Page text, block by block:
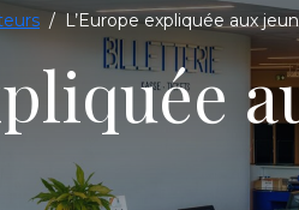
/ L’Europe expliquée aux